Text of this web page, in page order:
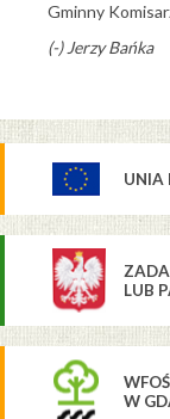
Gminny
(-) Jerzy Bańka
UNIA
LUB
W